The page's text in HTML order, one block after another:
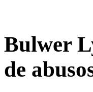
Bulwer
de